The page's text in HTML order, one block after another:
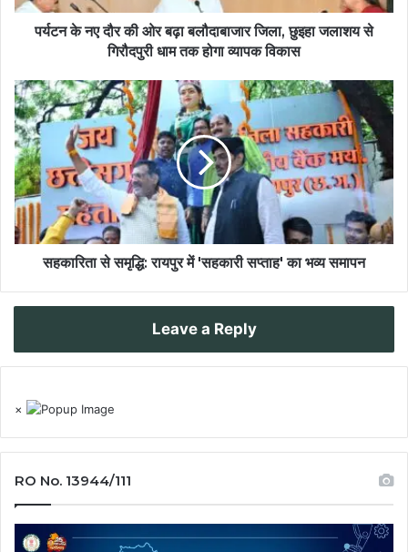
पर्यटन के नए दौर की ओर बढ़ा बलौदाबाजार जिला, छुइहा जलाशय से
गिरौदपुरी धाम तक होगा व्यापक विकास
​सहकारिता से समृद्धि: रायपुर में 'सहकारी सप्ताह' का भव्य समापन
Leave a Reply
×
RO No. 13944/111